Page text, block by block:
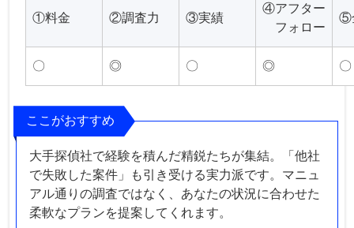
①料金 ②調査力 ③実績
④アフター
フォロー
⑤
〇 ◎ 〇 ◎ 〇
ここがおすすめ
大手探偵社で経験を積んだ精鋭たちが集結。「他社
で失敗した案件」も引き受ける実力派です。マニュ
アル通りの調査ではなく、あなたの状況に合わせた
柔軟なプランを提案してくれます。